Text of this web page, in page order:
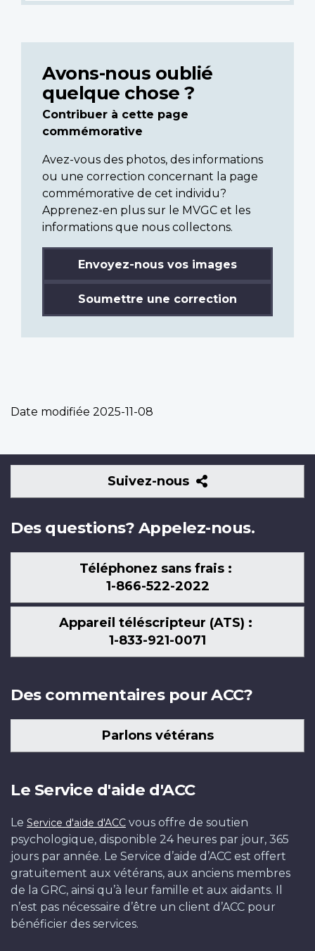
Avons-nous oublié
quelque chose ?
Contribuer à cette page
commémorative
Avez-vous des photos, des informations
ou une correction concernant la page
commémorative de cet individu?
Apprenez-en plus sur le MVGC et les
informations que nous collectons.
Envoyez-nous vos images
Soumettre une correction
Date modifiée 2025-11-08
Suivez-nous
Suivez-
nous
Des questions? Appelez-nous.
Téléphonez sans frais :
1-866-522-2022
Appareil téléscripteur (ATS) :
1-833-921-0071
Des commentaires pour ACC?
Parlons vétérans
Le Service d'aide d'ACC
Le Service d'aide d'ACC vous offre de soutien
psychologique, disponible 24 heures par jour, 365
jours par année. Le Service d’aide d’ACC est offert
gratuitement aux vétérans, aux anciens membres
de la GRC, ainsi qu’à leur famille et aux aidants. Il
n’est pas nécessaire d’être un client d’ACC pour
bénéficier des services.